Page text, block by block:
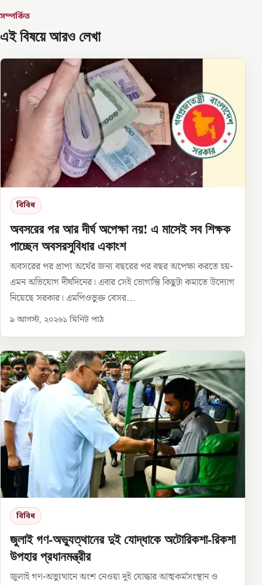
সম্পর্কিত
এই বিষয়ে আরও লেখা
বিবিধ
অবসরের পর আর দীর্ঘ অপেক্ষা নয়! এ মাসেই সব শিক্ষক
পাচ্ছেন অবসরসুবিধার একাংশ
অবসরের পর প্রাপ্য অর্থের জন্য বছরের পর বছর অপেক্ষা করতে হয়-
এমন অভিযোগ দীর্ঘদিনের। এবার সেই ভোগান্তি কিছুটা কমাতে উদ্যোগ
নিয়েছে সরকার। এমপিওভুক্ত বেসর...
৯ আগস্ট, ২০২৬১ মিনিট পাঠ
বিবিধ
জুলাই গণ-অভ্যুত্থানের দুই যোদ্ধাকে অটোরিকশা-রিকশা
উপহার প্রধানমন্ত্রীর
জুলাই গণ-অভ্যুত্থানে অংশ নেওয়া দুই যোদ্ধার আত্মকর্মসংস্থান ও